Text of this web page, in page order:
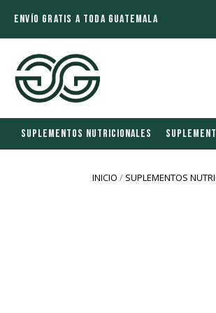
ENVÍO GRATIS A TODA GUATEMALA
SUPLEMENTOS NUTRICIONALES
INICIO / SUPLEMENTOS